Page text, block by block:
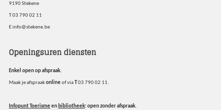
9190Stekene
T03 790 02 11
Einfo@stekene.be
Openingsuren diensten
Enkel open op afspraak.
Maak je afspraakonlineof viaT03 790 02 11.
Infopunt Toerismeen bibliotheek: open zonder afspraak.